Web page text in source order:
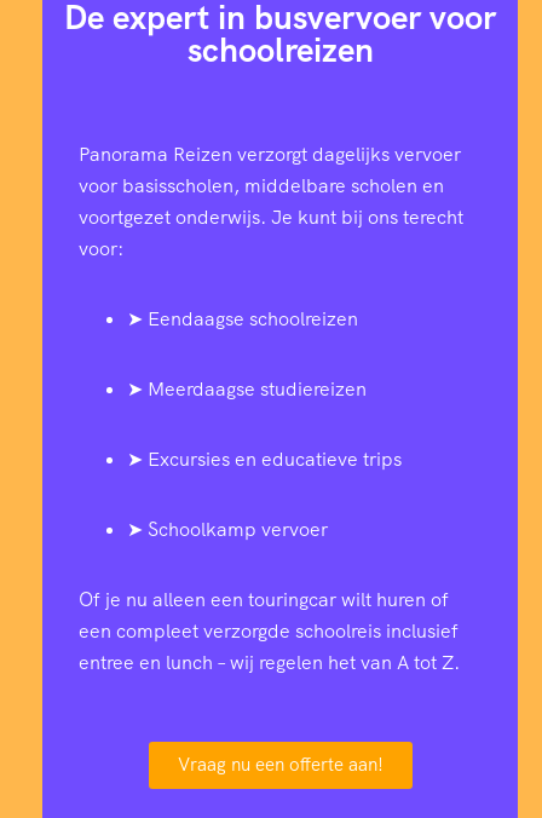
De expert in busvervoer voor
schoolreizen
Panorama Reizen verzorgt dagelijks vervoer
voor basisscholen, middelbare scholen en
voortgezet onderwijs. Je kunt bij ons terecht
voor:
➤ Eendaagse schoolreizen
➤ Meerdaagse studiereizen
➤ Excursies en educatieve trips
➤ Schoolkamp vervoer
Of je nu alleen een touringcar wilt huren of
een compleet verzorgde schoolreis inclusief
entree en lunch – wij regelen het van A tot Z.
Vraag nu een offerte aan!